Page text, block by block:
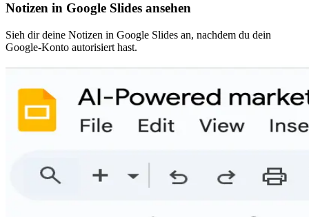
Notizen in Google Slides ansehen
Sieh dir deine Notizen in Google Slides an, nachdem du dein
Google-Konto autorisiert hast.